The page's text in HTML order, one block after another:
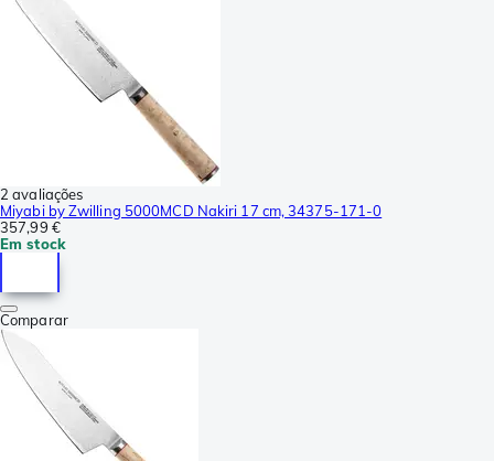
2 avaliações
Miyabi by Zwilling 5000MCD Nakiri 17 cm, 34375-171-0
357,99 €
Em stock
Comparar